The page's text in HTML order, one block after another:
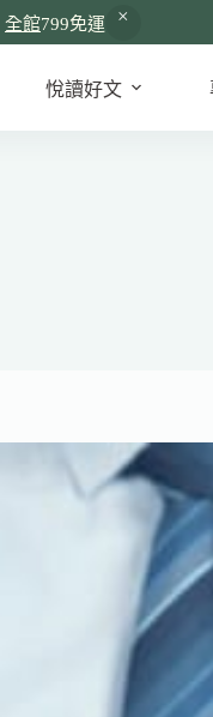
全館799免運
悅讀好文